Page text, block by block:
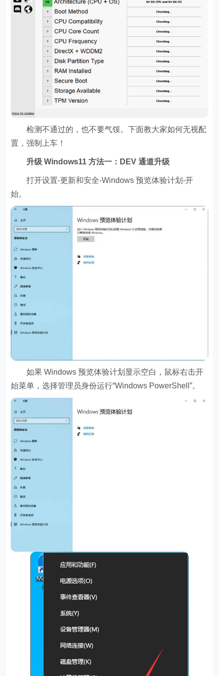
检测不通过的，也不要气馁。下面教大家如何无视配
置，强制上车！
升级 Windows11 方法一：DEV 通道升级
打开设置-更新和安全-Windows 预览体验计划-开
始。
如果 Windows 预览体验计划显示空白，鼠标右击开
始菜单，选择管理员身份运行“Windows PowerShell”。